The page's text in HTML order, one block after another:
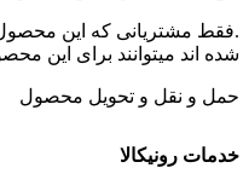
.فقط مشتریانی که این محصول
شده اند میتوانند برای این
حمل و نقل و تحویل محصول
خدمات رونیکالا